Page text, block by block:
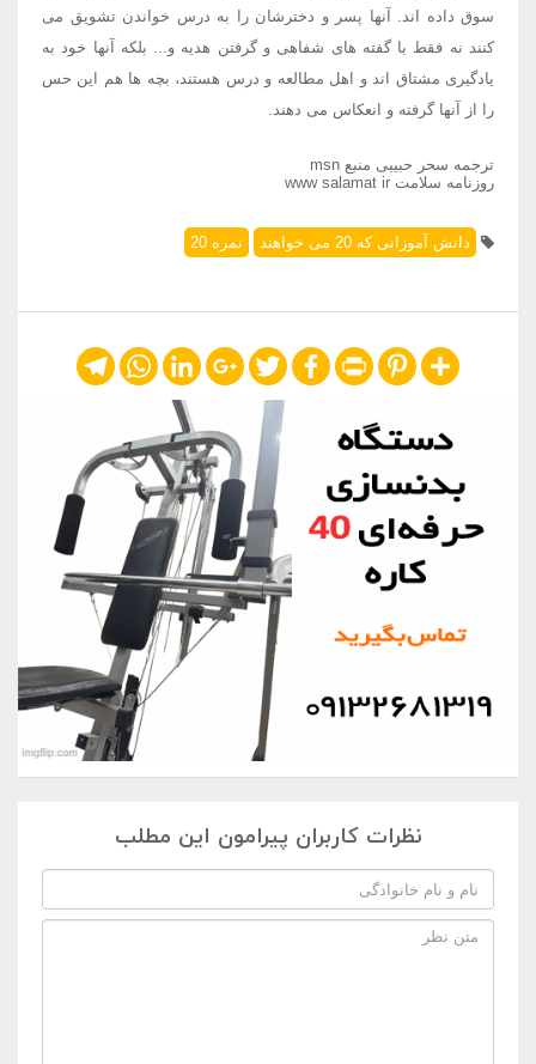
سوق داده اند. آنها پسر و دخترشان را به درس خواندن تشویق می
کنند نه فقط با گفته های شفاهی و گرفتن هدیه و... بلکه آنها خود به
یادگیری مشتاق اند و اهل مطالعه و درس هستند، بچه ها هم این حس
را از آنها گرفته و انعکاس می دهند.
ترجمه سحر حبیبی منبع msn
روزنامه سلامت www salamat ir
دانش آموزانی که 20 می خواهند نمره 20
Share
Pinterest
Print
Facebook
Twitter
Google+
LinkedIn
WhatsApp
Telegram
نظرات کاربران پیرامون این مطلب